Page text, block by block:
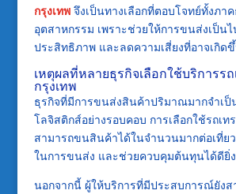
กรุงเทพจึงเป็นทางเลือกที่ตอบโจทย์ทั้งภา
อุตสาหกรรม เพราะช่วยให้การขนส่งเป็น
ประสิทธิภาพ และลดความเสี่ยงที่อาจเกิด
เหตุผลที่หลายธุรกิจเลือกใช้บริการรถ
กรุงเทพ
ธุรกิจที่มีการขนส่งสินค้าปริมาณมากจำเป็
โลจิสติกส์อย่างรอบคอบ การเลือกใช้รถเท
สามารถขนสินค้าได้ในจำนวนมากต่อเที่ย
ในการขนส่ง และช่วยควบคุมต้นทุนได้ดียิ่
นอกจากนี้ ผู้ให้บริการที่มีประสบการณ์ยังส